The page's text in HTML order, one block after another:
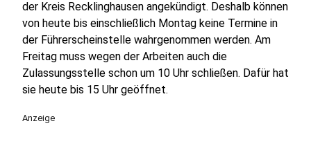
der Kreis Recklinghausen angekündigt. Deshalb können
von heute bis einschließlich Montag keine Termine in
der Führerscheinstelle wahrgenommen werden. Am
Freitag muss wegen der Arbeiten auch die
Zulassungsstelle schon um 10 Uhr schließen. Dafür hat
sie heute bis 15 Uhr geöffnet.
Anzeige